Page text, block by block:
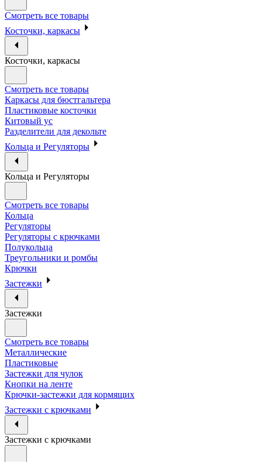
Смотреть все товары
Косточки, каркасы
Косточки, каркасы
Смотреть все товары
Каркасы для бюстгальтера
Пластиковые косточки
Китовый ус
Разделители для декольте
Кольца и Регуляторы
Кольца и Регуляторы
Смотреть все товары
Кольца
Регуляторы
Регуляторы с крючками
Полукольца
Треугольники и ромбы
Крючки
Застежки
Застежки
Смотреть все товары
Металлические
Пластиковые
Застежки для чулок
Кнопки на ленте
Крючки-застежки для кормящих
Застежки с крючками
Застежки с крючками